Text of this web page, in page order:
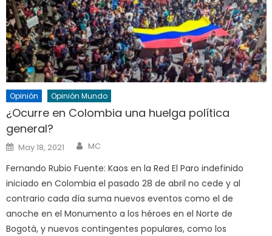
Opinión Opinión Mundo
¿Ocurre en Colombia una huelga política
general?
Posted
on
May 18, 2021 Author
MC
Fernando Rubio Fuente: Kaos en la Red El Paro indefinido
iniciado en Colombia el pasado 28 de abril no cede y al
contrario cada día suma nuevos eventos como el de
anoche en el Monumento a los héroes en el Norte de
Bogotá, y nuevos contingentes populares, como los